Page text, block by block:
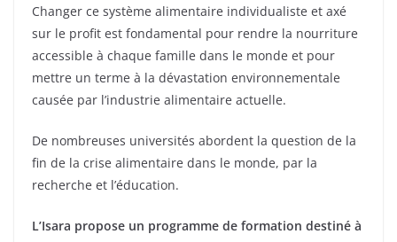
Changer ce système alimentaire individualiste et axé
sur le profit est fondamental pour rendre la nourriture
accessible à chaque famille dans le monde et pour
mettre un terme à la dévastation environnementale
causée par l’industrie alimentaire actuelle.
De nombreuses universités abordent la question de la
fin de la crise alimentaire dans le monde, par la
recherche et l’éducation.
L’Isara propose un programme de formation destiné à